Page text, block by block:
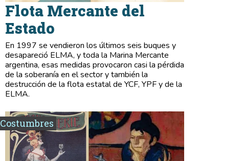
Flota Mercante del
Estado
En 1997 se vendieron los últimos seis buques y
desapareció ELMA, y toda la Marina Mercante
argentina, esas medidas provocaron casi la pérdida
de la soberanía en el sector y también la
destrucción de la flota estatal de YCF, YPF y de la
ELMA.
Costumbres